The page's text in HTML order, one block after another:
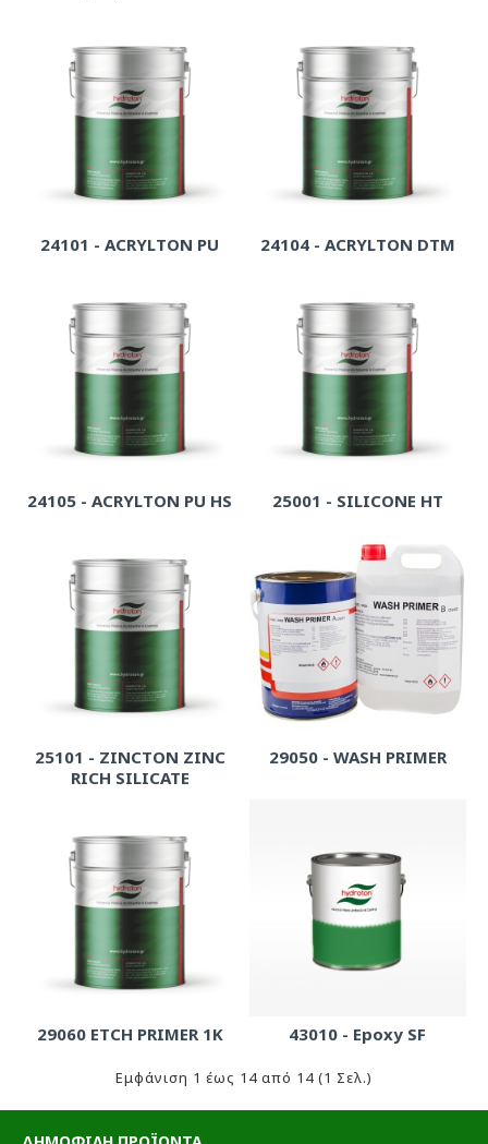
24101 - ACRYLTON PU 24104 - ACRYLTON DTM
24105 - ACRYLTON PU HS 25001 - SILICONE HT
25101 - ZINCTON ZINC
RICH SILICATE
29050 - WASH PRIMER
29060 ETCH PRIMER 1K 43010 - Epoxy SF
Εμφάνιση 1 έως 14 από 14 (1 Σελ.)